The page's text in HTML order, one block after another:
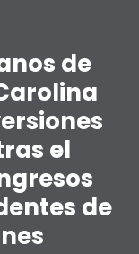
de
el
de